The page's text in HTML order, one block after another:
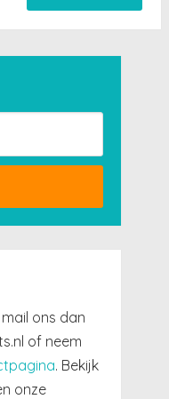
ons dan
of neem
. Bekijk
onze